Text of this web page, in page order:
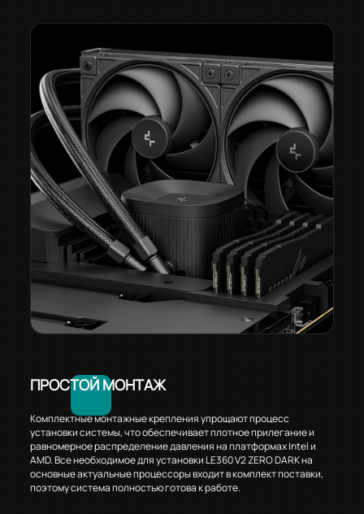
ПРОСТОЙ МОНТАЖ
Комплектные монтажные крепления упрощают процесс
установки системы, что обеспечивает плотное прилегание и
равномерное распределение давления на платформах Intel и
AMD. Все необходимое для установки LE360 V2 ZERO DARK на
основные актуальные процессоры входит в комплект поставки,
поэтому система полностью готова к работе.